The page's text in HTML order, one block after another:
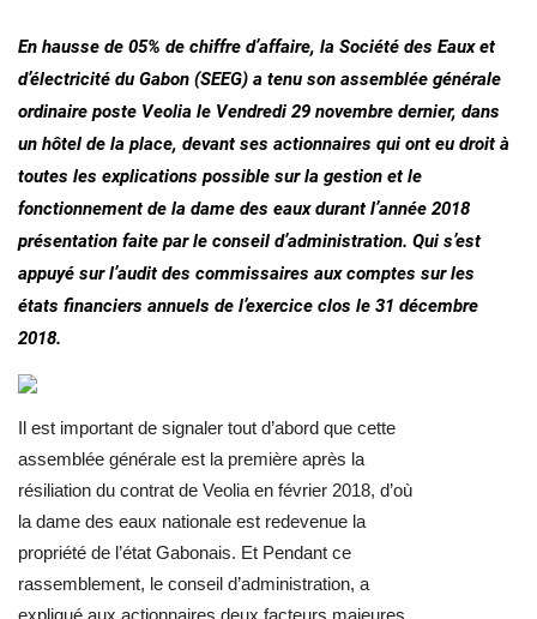
En hausse de 05% de chiffre d’affaire, la Société des Eaux et
d’électricité du Gabon (SEEG) a tenu son assemblée générale
ordinaire poste Veolia le Vendredi 29 novembre dernier, dans
un hôtel de la place, devant ses actionnaires qui ont eu droit à
toutes les explications possible sur la gestion et le
fonctionnement de la dame des eaux durant l’année 2018
présentation faite par le conseil d’administration. Qui s’est
appuyé sur l’audit des commissaires aux comptes sur les
états financiers annuels de l’exercice clos le 31 décembre
2018.
Il est important de signaler tout d’abord que cette
assemblée générale est la première après la
résiliation du contrat de Veolia en février 2018, d’où
la dame des eaux nationale est redevenue la
propriété de l’état Gabonais. Et Pendant ce
rassemblement, le conseil d’administration, a
expliqué aux actionnaires deux facteurs majeures